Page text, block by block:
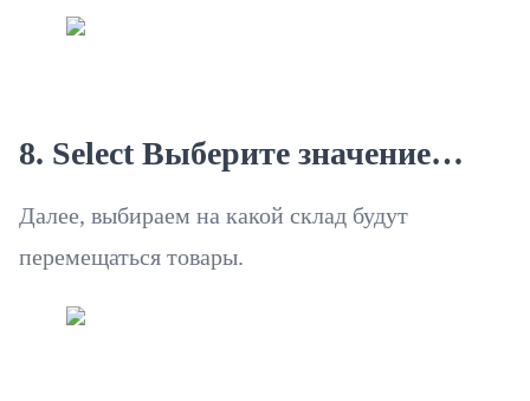
8. Select Выберите значение…
Далее, выбираем на какой склад будут
перемещаться товары.